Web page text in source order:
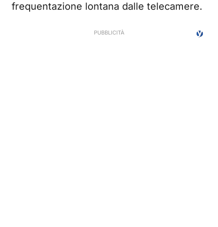
frequentazione lontana dalle telecamere.